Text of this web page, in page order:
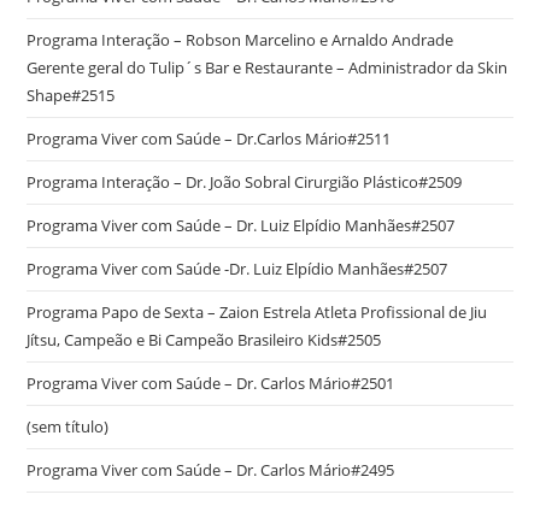
Programa Interação – Robson Marcelino e Arnaldo Andrade
Gerente geral do Tulip´s Bar e Restaurante – Administrador da Skin
Shape#2515
Programa Viver com Saúde – Dr.Carlos Mário#2511
Programa Interação – Dr. João Sobral Cirurgião Plástico#2509
Programa Viver com Saúde – Dr. Luiz Elpídio Manhães#2507
Programa Viver com Saúde -Dr. Luiz Elpídio Manhães#2507
Programa Papo de Sexta – Zaion Estrela Atleta Profissional de Jiu
Jítsu, Campeão e Bi Campeão Brasileiro Kids#2505
Programa Viver com Saúde – Dr. Carlos Mário#2501
(sem título)
Programa Viver com Saúde – Dr. Carlos Mário#2495